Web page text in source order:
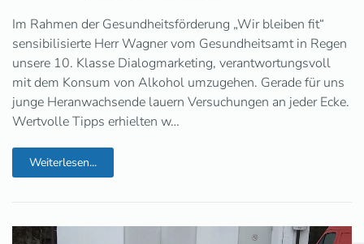
Im Rahmen der Gesundheitsförderung „Wir bleiben fit“
sensibilisierte Herr Wagner vom Gesundheitsamt in Regen
unsere 10. Klasse Dialogmarketing, verantwortungsvoll
mit dem Konsum von Alkohol umzugehen. Gerade für uns
junge Heranwachsende lauern Versuchungen an jeder Ecke.
Wertvolle Tipps erhielten w…
Weiterlesen...